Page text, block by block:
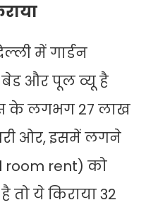
में गार्डन
और पूल व्यू है
के लगभग 27 लाख
ओर, इसमें लगने
room rent) को
तो ये किराया 32